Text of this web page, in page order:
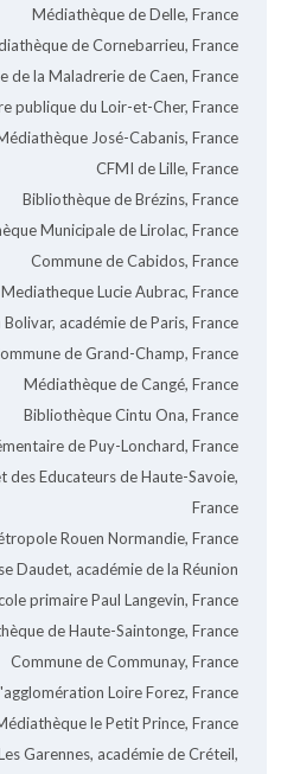
Médiathèque de Delle, France
de Cornebarrieu, France
de la Maladrerie de Caen, France
publique du Loir-et-Cher, France
José-Cabanis, France
CFMI de Lille, France
Bibliothèque de Brézins, France
Municipale de Lirolac, France
Commune de Cabidos, France
Mediatheque Lucie Aubrac, France
académie de Paris, France
de Grand-Champ, France
Médiathèque de Cangé, France
Bibliothèque Cintu Ona, France
de Puy-Lonchard, France
des Educateurs de Haute-Savoie,
France
Rouen Normandie, France
Daudet, académie de la Réunion
primaire Paul Langevin, France
de Haute-Saintonge, France
Commune de Communay, France
Loire Forez, France
le Petit Prince, France
Garennes, académie de Créteil,